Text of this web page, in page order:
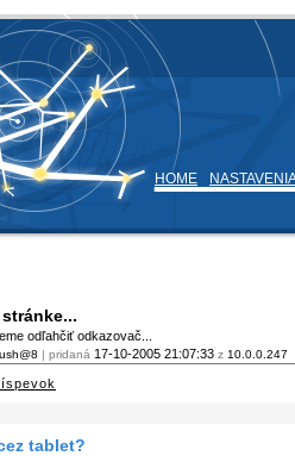
HOME
odľahčiť odkazovač...
| pridaná 17-10-2005 21:07:33 z 10.0.0.247
tablet?